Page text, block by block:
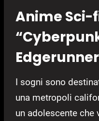
Anime Sci-
I sogni sono
una metropoli
un adolescente